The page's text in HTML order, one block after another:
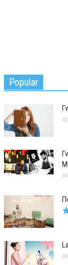
Popular